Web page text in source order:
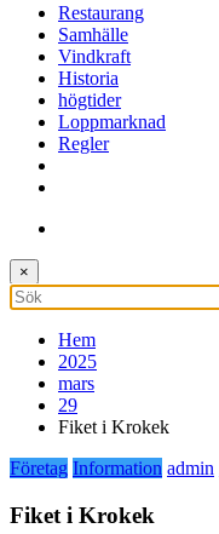
Restaurang
Samhälle
Vindkraft
Historia
högtider
Loppmarknad
Regler
×
Hem
2025
mars
29
Fiket i Krokek
Företag Information admin
Fiket i Krokek